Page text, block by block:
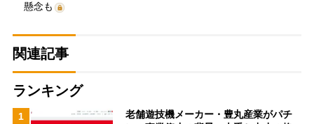
懸念も
関連記事
ランキング
1
老舗遊技機メーカー・豊丸産業がパチ